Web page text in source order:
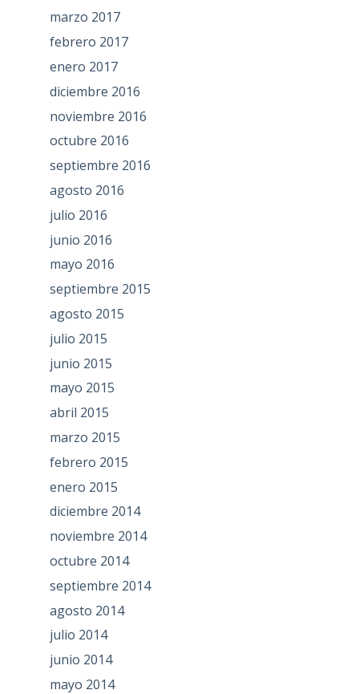
marzo 2017
febrero 2017
enero 2017
diciembre 2016
noviembre 2016
octubre 2016
septiembre 2016
agosto 2016
julio 2016
junio 2016
mayo 2016
septiembre 2015
agosto 2015
julio 2015
junio 2015
mayo 2015
abril 2015
marzo 2015
febrero 2015
enero 2015
diciembre 2014
noviembre 2014
octubre 2014
septiembre 2014
agosto 2014
julio 2014
junio 2014
mayo 2014